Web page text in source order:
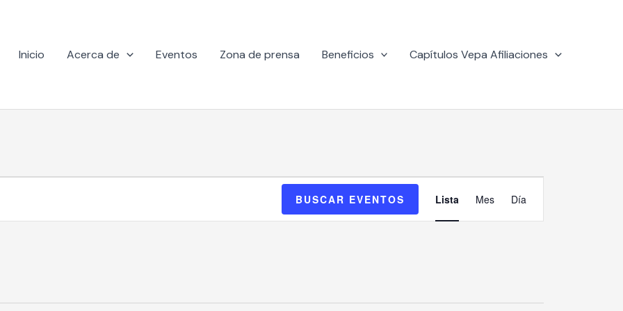
Inicio Acerca de Eventos Zona de prensa Beneficios Capítulos Vepa Afiliaciones
BUSCAR EVENTOS
de
Lista Mes Día